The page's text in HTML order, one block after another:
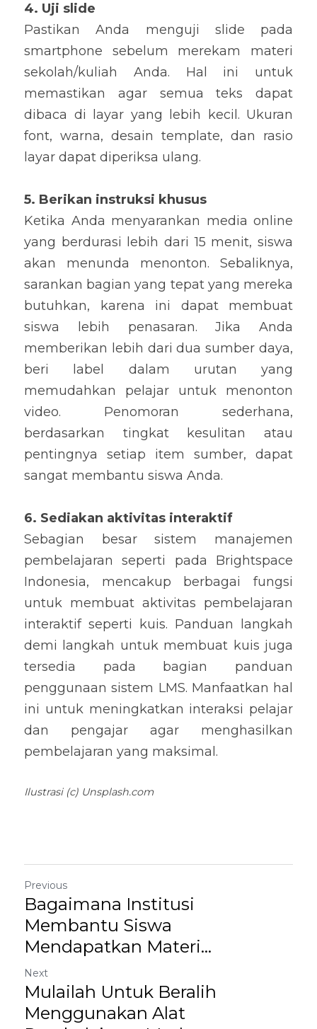
4. Uji slide
Pastikan Anda menguji slide pada
smartphone sebelum merekam materi
sekolah/kuliah Anda. Hal ini untuk
memastikan agar semua teks dapat
dibaca di layar yang lebih
kecil. Ukuran
font, warna, desain template, dan rasio
layar dapat diperiksa ulang.
5. Berikan instruksi khusus
Ketika Anda menyarankan media online
yang berdurasi lebih dari 15 menit, siswa
akan menunda menonton. Sebaliknya,
sarankan bagian yang tepat yang mereka
butuhkan,
karena ini dapat membuat
siswa lebih penasaran. Jika Anda
memberikan lebih dari dua sumber daya,
memudahkan pelajar untuk menonton
video. Penomoran sederhana,
berdasarkan tingkat kesulitan atau
pentingnya setiap item sumber, dapat
sangat membantu siswa Anda.
6. Sediakan aktivitas interaktif
Sebagian besar sistem manajemen
pembelajaran seperti pada Brightspace
Indonesia, mencakup berbagai fungsi
untuk membuat aktivitas pembelajaran
interaktif seperti kuis. Panduan langkah
demi langkah untuk membuat kuis juga
tersedia pada bagian panduan
penggunaan sistem LMS. Manfaatkan hal
ini untuk meningkatkan interaksi pelajar
dan pengajar agar menghasilkan
pembelajaran yang maksimal.
Ilustrasi (c) Unsplash.com
Previous
Bagaimana Institusi
Membantu Siswa
Mendapatkan Materi...
Next
Mulailah Untuk Beralih
Menggunakan Alat